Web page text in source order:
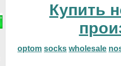
Купить
optom socks wholesale